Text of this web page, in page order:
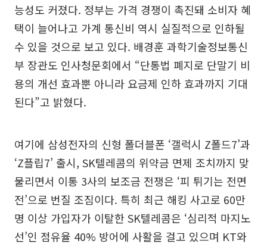
능성도 커졌다. 정부는 가격 경쟁이 촉진돼 소비자 혜
택이 늘어나고 가계 통신비 역시 실질적으로 인하될
수 있을 것으로 보고 있다. 배경훈 과학기술정보통신
부 장관도 인사청문회에서 “단통법 폐지로 단말기 비
용의 개선 효과뿐 아니라 요금제 인하 효과까지 기대
된다”고 밝혔다.
여기에 삼성전자의 신형 폴더블폰 ‘갤럭시 Z폴드7’과
‘Z플립7’ 출시, SK텔레콤의 위약금 면제 조치까지 맞
물리면서 이통 3사의 보조금 전쟁은 ‘피 튀기는 전면
전’으로 번질 조짐이다. 특히 최근 해킹 사고로 60만
명 이상 가입자가 이탈한 SK텔레콤은 ‘심리적 마지노
선’인 점유율 40% 방어에 사활을 걸고 있으며 KT와